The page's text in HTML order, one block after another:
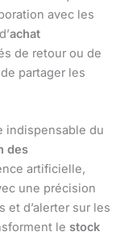
avec les
achat
de retour ou de
partager les
indispensable du
des
artificielle,
une précision
et d’alerter sur les
le stock